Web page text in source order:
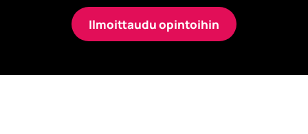
Ilmoittaudu opintoihin